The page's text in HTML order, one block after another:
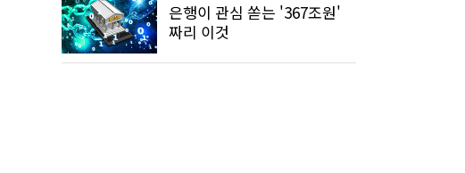
은행이 관심 쏟는 '367조원'
짜리 이것